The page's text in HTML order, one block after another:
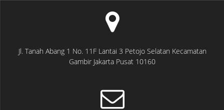
Jl. Tanah Abang 1 No. 11F Lantai 3 Petojo Selatan Kecamatan
Gambir Jakarta Pusat 10160